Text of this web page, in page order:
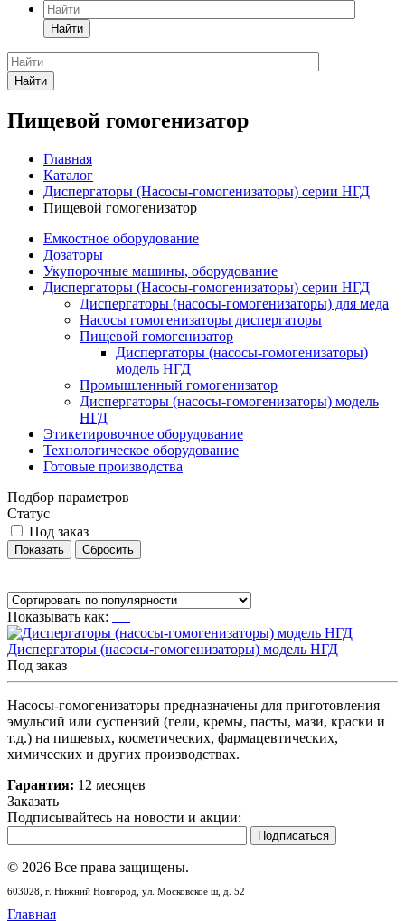
Найти
Найти
Пищевой гомогенизатор
Главная
Каталог
Диспергаторы (Насосы-гомогенизаторы) серии НГД
Пищевой гомогенизатор
Емкостное оборудование
Дозаторы
Укупорочные машины, оборудование
Диспергаторы (Насосы-гомогенизаторы) серии НГД
Диспергаторы (насосы-гомогенизаторы) для меда
Насосы гомогенизаторы диспергаторы
Пищевой гомогенизатор
Диспергаторы (насосы-гомогенизаторы)
модель НГД
Промышленный гомогенизатор
Диспергаторы (насосы-гомогенизаторы) модель
НГД
Этикетировочное оборудование
Технологическое оборудование
Готовые производства
Подбор параметров
Статус
Под заказ
Показывать как:
Диспергаторы (насосы-гомогенизаторы) модель НГД
Под заказ
Насосы-гомогенизаторы предназначены для приготовления
эмульсий или суспензий (гели, кремы, пасты, мази, краски и
т.д.) на пищевых, косметических, фармацевтических,
химических и других производствах.
Гарантия: 12 месяцев
Заказать
Подписывайтесь на новости и акции:
© 2026 Все права защищены.
603028, г. Нижний Новгород, ул. Московское ш, д. 52
Главная